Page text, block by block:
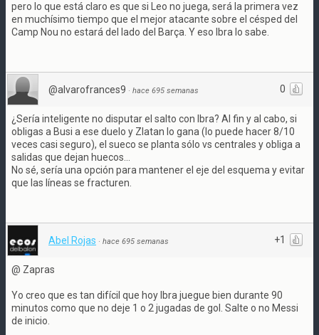
pero lo que está claro es que si Leo no juega, será la primera vez
en muchísimo tiempo que el mejor atacante sobre el césped del
Camp Nou no estará del lado del Barça. Y eso Ibra lo sabe.
0
@alvarofrances9 · hace 695 semanas
¿Sería inteligente no disputar el salto con Ibra? Al fin y al cabo, si
obligas a Busi a ese duelo y Zlatan lo gana (lo puede hacer 8/10
veces casi seguro), el sueco se planta sólo vs centrales y obliga a
salidas que dejan huecos...
No sé, sería una opción para mantener el eje del esquema y evitar
que las líneas se fracturen.
+1
Abel Rojas · hace 695 semanas
@ Zapras
Yo creo que es tan difícil que hoy Ibra juegue bien durante 90
minutos como que no deje 1 o 2 jugadas de gol. Salte o no Messi
de inicio.